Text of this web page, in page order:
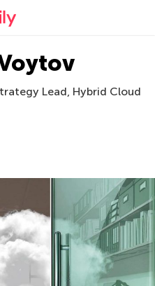
ルスキー公式ブログ
Lead, Hybrid Cloud